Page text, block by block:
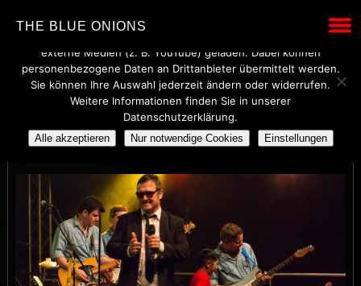
THE BLUE ONIONS
TD3_3230
Wir verwenden technisch notwendige Cookies, um den Betrieb
dieser Website sicherzustellen. Mit Ihrer Einwilligung werden
externe Medien (z. B. YouTube) geladen. Dabei können
personenbezogene Daten an Drittanbieter übermittelt werden.
Sie können Ihre Auswahl jederzeit ändern oder widerrufen.
Weitere Informationen finden Sie in unserer
Datenschutzerklärung.
Alle akzeptieren Nur notwendige Cookies Einstellungen